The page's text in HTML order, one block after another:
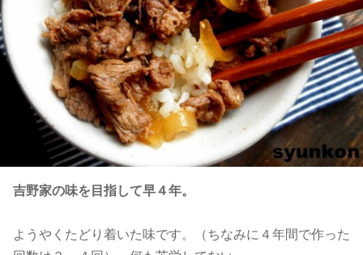
吉野家の味を目指して早４年。
ようやくたどり着いた味です。（ちなみに４年間で作った